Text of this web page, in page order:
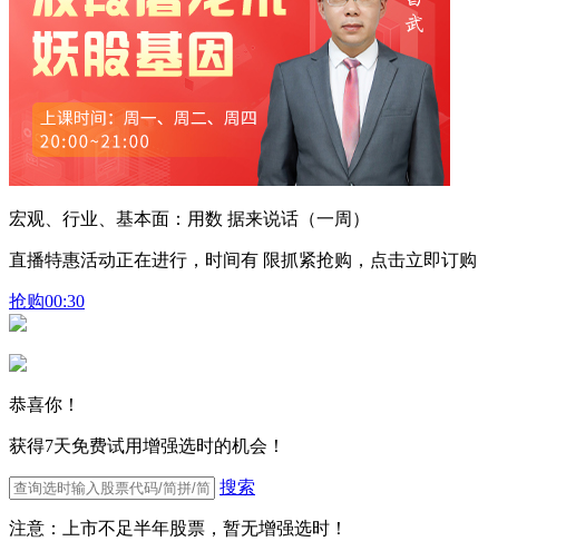
宏观、行业、基本面：用数 据来说话（一周）
直播特惠活动正在进行，时间有 限抓紧抢购，点击立即订购
抢购00:30
恭喜你！
获得7天免费试用增强选时的机会！
搜索
注意：上市不足半年股票，暂无增强选时！